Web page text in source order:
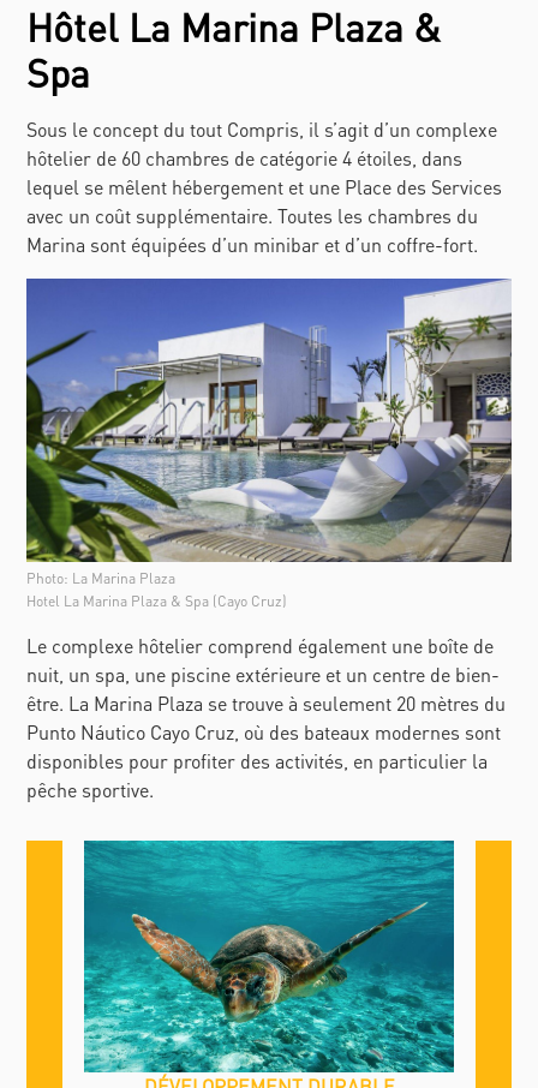
Hôtel La Marina Plaza &
Spa
Sous le concept du tout Compris, il s’agit d’un complexe
hôtelier de 60 chambres de catégorie 4 étoiles, dans
lequel se mêlent hébergement et une Place des Services
avec un coût supplémentaire. Toutes les chambres du
Marina sont équipées d’un minibar et d’un coffre-fort.
Photo: La Marina Plaza
Hotel La Marina Plaza & Spa (Cayo Cruz)
Le complexe hôtelier comprend également une boîte de
nuit, un spa, une piscine extérieure et un centre de bien-
être. La Marina Plaza se trouve à seulement 20 mètres du
Punto Náutico Cayo Cruz, où des bateaux modernes sont
disponibles pour profiter des activités, en particulier la
pêche sportive.